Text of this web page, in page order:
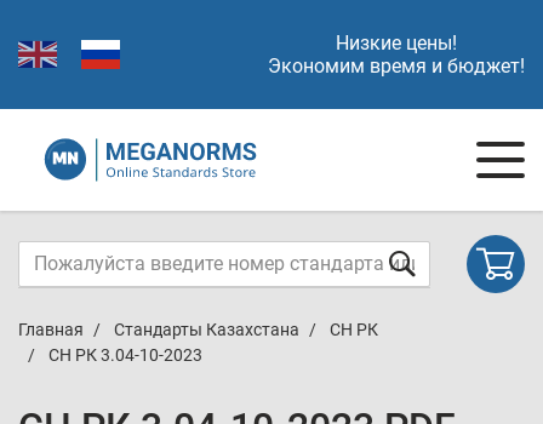
Низкие цены!
Экономим время и бюджет!
Главная Стандарты Казахстана
СН РК
СН РК 3.04-10-2023